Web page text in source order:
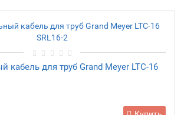
кабель для труб Grand Meyer LTC-16